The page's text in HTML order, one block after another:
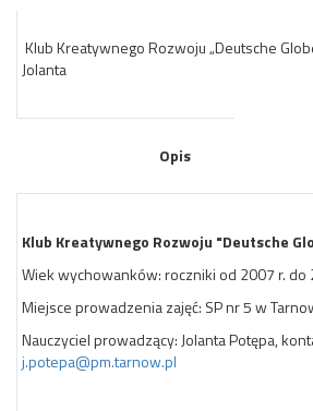
Klub Kreatywnego Rozwoju „Deutsche
Jolanta
Opis
Klub Kreatywnego Rozwoju "Deutsche
Wiek wychowanków: roczniki od 2007 r. do
Miejsce prowadzenia zajęć: SP nr 5 w
Nauczyciel prowadzący: Jolanta Potępa,
j.potepa@pm.tarnow.pl